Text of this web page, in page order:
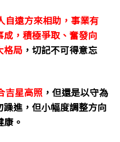
自遠方來相助，事業有
，積極爭取、奮發向
格局 ，切記不可得意忘
吉星高照 ，但還是以守為
進，但小幅度調整方向
。